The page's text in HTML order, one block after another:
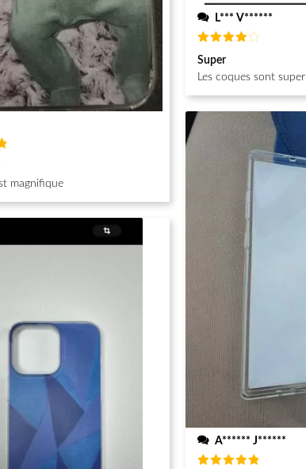
magnifique
L*** V******
Note
sur 5
Super
Les coques sont super
A****** J******